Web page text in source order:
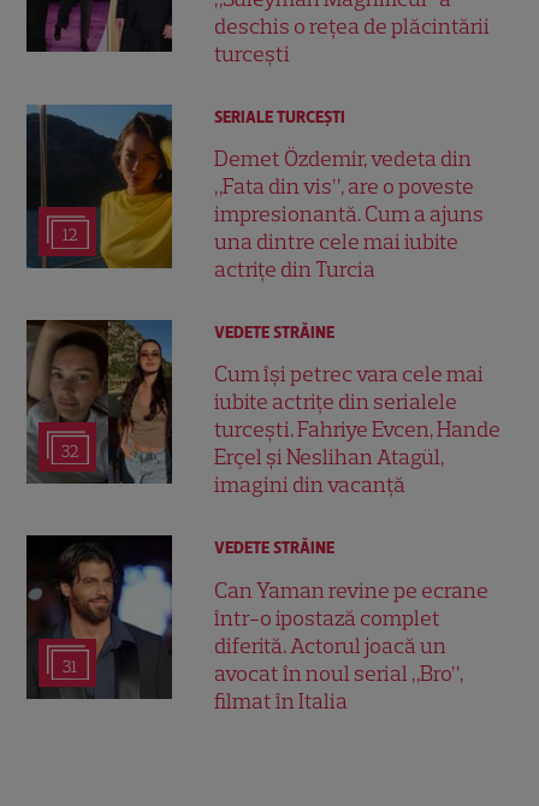
deschis o rețea de plăcintării
turcești
12
SERIALE TURCEŞTI
Demet Özdemir, vedeta din
„Fata din vis”, are o poveste
impresionantă. Cum a ajuns
una dintre cele mai iubite
actrițe din Turcia
32
VEDETE STRĂINE
Cum își petrec vara cele mai
iubite actrițe din serialele
turcești. Fahriye Evcen, Hande
Erçel și Neslihan Atagül,
imagini din vacanță
31
VEDETE STRĂINE
Can Yaman revine pe ecrane
într-o ipostază complet
diferită. Actorul joacă un
avocat în noul serial „Bro”,
filmat în Italia